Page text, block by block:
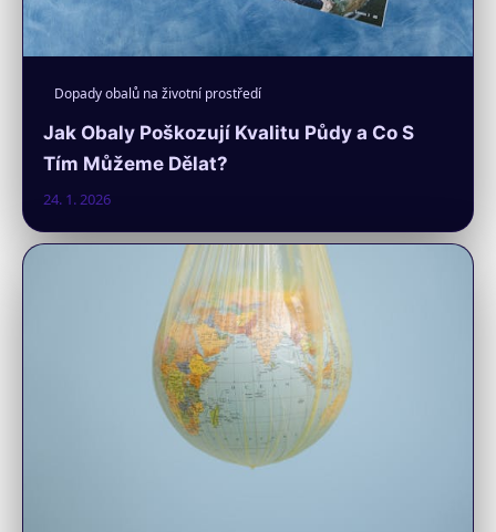
Dopady obalů na životní prostředí
Jak Obaly Poškozují Kvalitu Půdy a Co S
Tím Můžeme Dělat?
24. 1. 2026